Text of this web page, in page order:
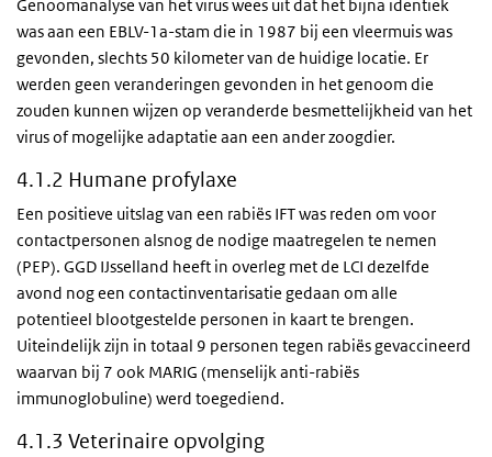
Genoomanalyse van het virus wees uit dat het bijna identiek
was aan een EBLV-1a-stam die in 1987 bij een vleermuis was
gevonden, slechts 50 kilometer van de huidige locatie. Er
werden geen veranderingen gevonden in het genoom die
zouden kunnen wijzen op veranderde besmettelijkheid van het
virus of mogelijke adaptatie aan een ander zoogdier.
4.1.2 Humane profylaxe
Een positieve uitslag van een rabiës IFT was reden om voor
contactpersonen alsnog de nodige maatregelen te nemen
(PEP). GGD IJsselland heeft in overleg met de LCI dezelfde
avond nog een contactinventarisatie gedaan om alle
potentieel blootgestelde personen in kaart te brengen.
Uiteindelijk zijn in totaal 9 personen tegen rabiës gevaccineerd
waarvan bij 7 ook MARIG (menselijk anti-rabiës
immunoglobuline) werd toegediend.
4.1.3 Veterinaire opvolging